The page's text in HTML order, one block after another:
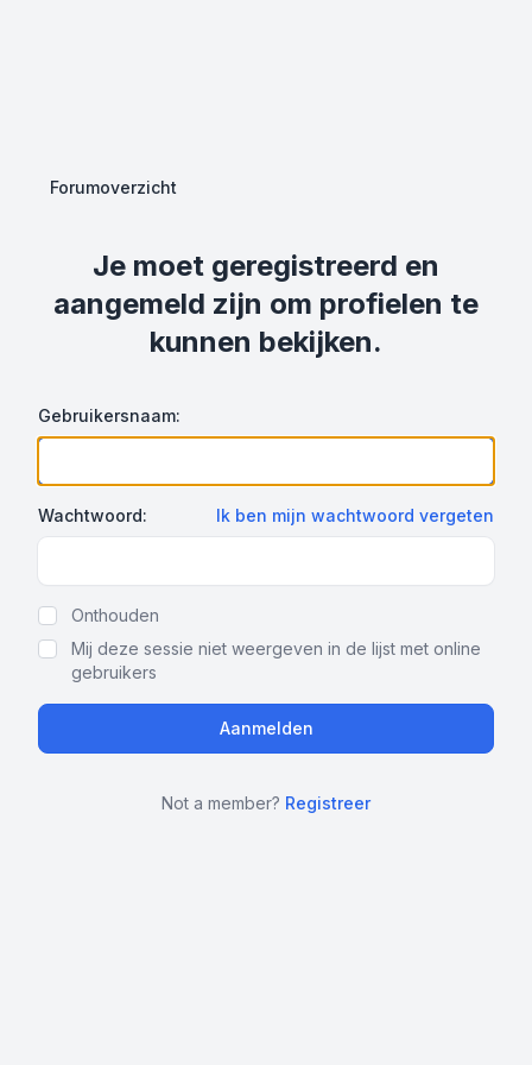
Forumoverzicht
Je moet geregistreerd en
aangemeld zijn om profielen te
kunnen bekijken.
Gebruikersnaam:
Wachtwoord: Ik ben mijn wachtwoord vergeten
Onthouden
Mij deze sessie niet weergeven in de lijst met online
gebruikers
Not a member? Registreer